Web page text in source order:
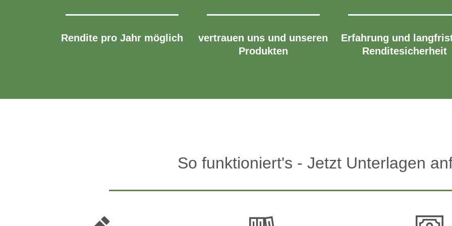
Rendite pro Jahr möglich
vertrauen uns und unseren
Produkten
Erfahrung und
Renditesicherheit
So funktioniert's - Jetzt Unterlagen